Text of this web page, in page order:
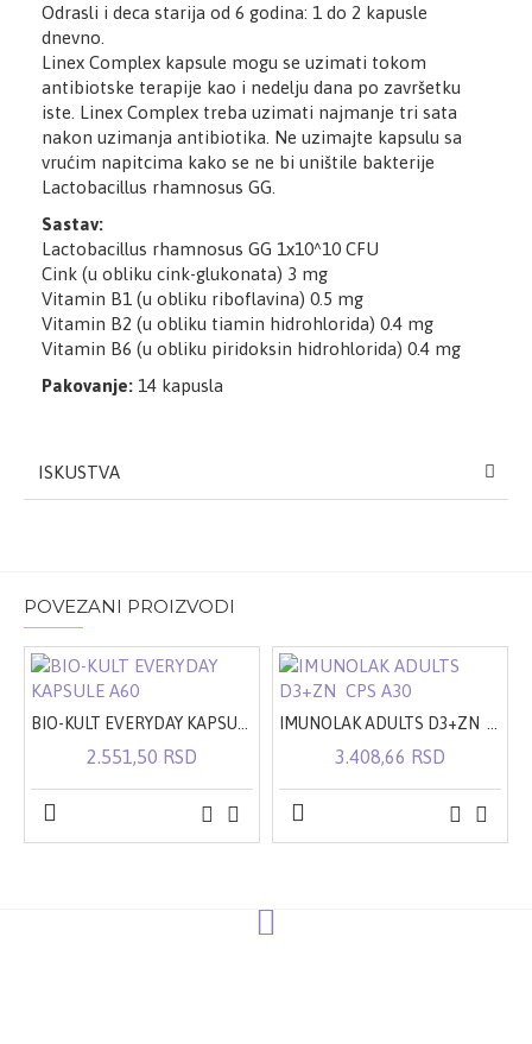
Odrasli i deca starija od 6 godina: 1 do 2 kapusle
dnevno.
Linex Complex kapsule mogu se uzimati tokom
antibiotske terapije kao i nedelju dana po završetku
iste. Linex Complex treba uzimati najmanje tri sata
nakon uzimanja antibiotika. Ne uzimajte kapsulu sa
vrućim napitcima kako se ne bi uništile bakterije
Lactobacillus rhamnosus GG.
Sastav:
Lactobacillus rhamnosus GG 1x10^10 CFU
Cink (u obliku cink-glukonata) 3 mg
Vitamin B1 (u obliku riboflavina) 0.5 mg
Vitamin B2 (u obliku tiamin hidrohlorida) 0.4 mg
Vitamin B6 (u obliku piridoksin hidrohlorida) 0.4 mg
Pakovanje: 14 kapusla
ISKUSTVA
POVEZANI PROIZVODI
2.551,50 RSD 3.408,66 RSD